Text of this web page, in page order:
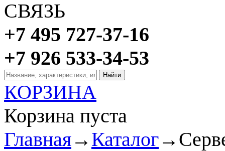
+7 495 727-37-16
+7 926 533-34-53
КОРЗИНА
Корзина пуста
Главная→ Каталог→